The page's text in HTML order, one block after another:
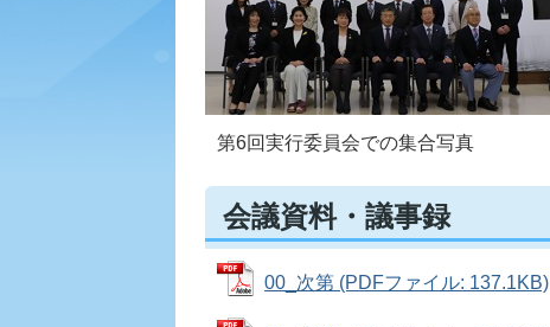
第6回実行委員会での集合写真
会議資料・議事録
00_次第 (PDFファイル: 137.1KB)